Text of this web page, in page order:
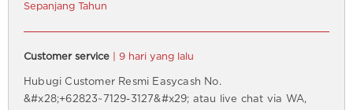
Sepanjang Tahun
Customer service | 9 hari yang lalu
Hubugi Customer Resmi Easycash No.
&#x28;+62823~7129-3127&#x29; atau live chat via WA,